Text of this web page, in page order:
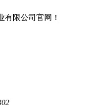
有限公司官网！